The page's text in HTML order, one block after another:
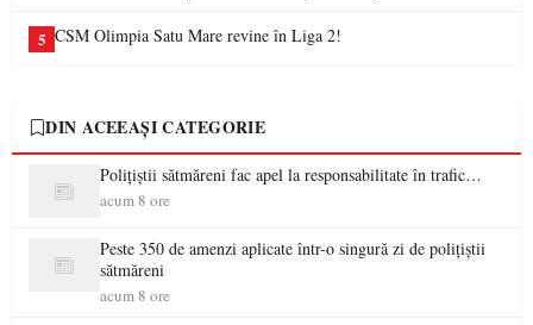
5 CSM Olimpia Satu Mare revine în Liga 2!
DIN ACEEAȘI CATEGORIE
Polițiștii sătmăreni fac apel la responsabilitate în trafic…
acum 8 ore
Peste 350 de amenzi aplicate într-o singură zi de polițiștii
sătmăreni
acum 8 ore